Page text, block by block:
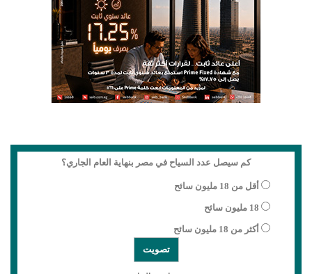
كم سيصل عدد السياح في مصر بنهاية العام الجاري؟
أقل من 18 مليون سائح
18 مليون سائح
أكثر من 18 مليون سائح